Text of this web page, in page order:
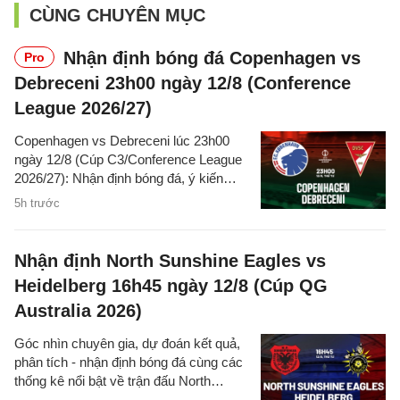
CÙNG CHUYÊN MỤC
Pro
Nhận định bóng đá Copenhagen vs
Debreceni 23h00 ngày 12/8 (Conference
League 2026/27)
5h trước
Copenhagen vs Debreceni lúc 23h00
ngày 12/8 (Cúp C3/Conference League
2026/27): Nhận định bóng đá, ý kiến
chuyên gia, dự đoán kết quả, phân tích -
Nhận định North Sunshine Eagles vs
Heidelberg 16h45 ngày 12/8 (Cúp QG
Australia 2026)
Góc nhìn chuyên gia, dự đoán kết quả,
phân tích - nhận định bóng đá cùng các
thống kê nổi bật về trận đấu North